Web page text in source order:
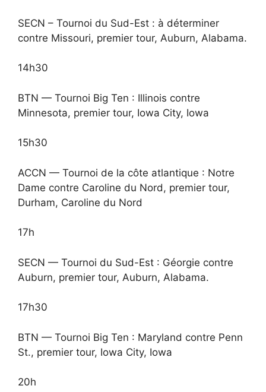
SECN – Tournoi du Sud-Est : à déterminer
contre Missouri, premier tour, Auburn, Alabama.
14h30
BTN — Tournoi Big Ten : Illinois contre
Minnesota, premier tour, Iowa City, Iowa
15h30
ACCN — Tournoi de la côte atlantique : Notre
Dame contre Caroline du Nord, premier tour,
Durham, Caroline du Nord
17h
SECN — Tournoi du Sud-Est : Géorgie contre
Auburn, premier tour, Auburn, Alabama.
17h30
BTN — Tournoi Big Ten : Maryland contre Penn
St., premier tour, Iowa City, Iowa
20h